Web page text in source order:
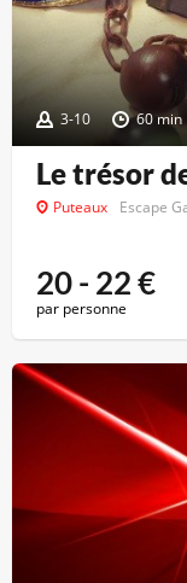
3-10 60 min
Le trésor
Puteaux Escape
20 - 22€
par personne